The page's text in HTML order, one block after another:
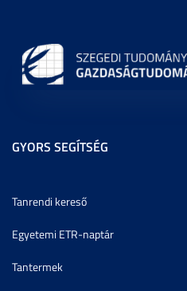
GYORS SEGÍTSÉG
Tanrendi kereső
Egyetemi ETR-naptár
Tantermek